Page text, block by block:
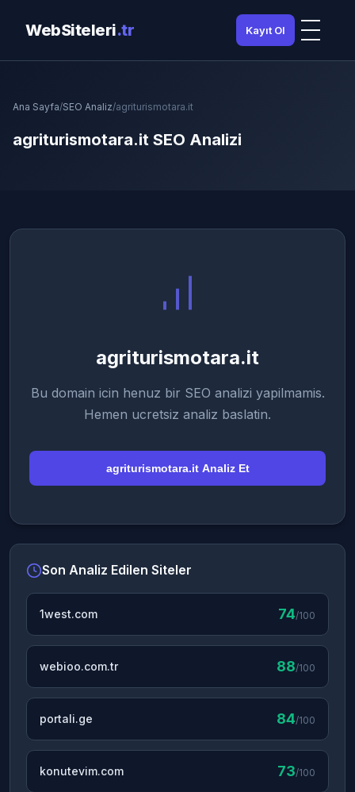
WebSiteleri.tr Kayıt Ol
Ana Sayfa/SEO Analiz/agriturismotara.it
agriturismotara.it SEO Analizi
agriturismotara.it
Bu domain icin henuz bir SEO analizi yapilmamis.
Hemen ucretsiz analiz baslatin.
agriturismotara.it Analiz Et
Son Analiz Edilen Siteler
1west.com 74/100
webioo.com.tr 88/100
portali.ge 84/100
konutevim.com 73/100